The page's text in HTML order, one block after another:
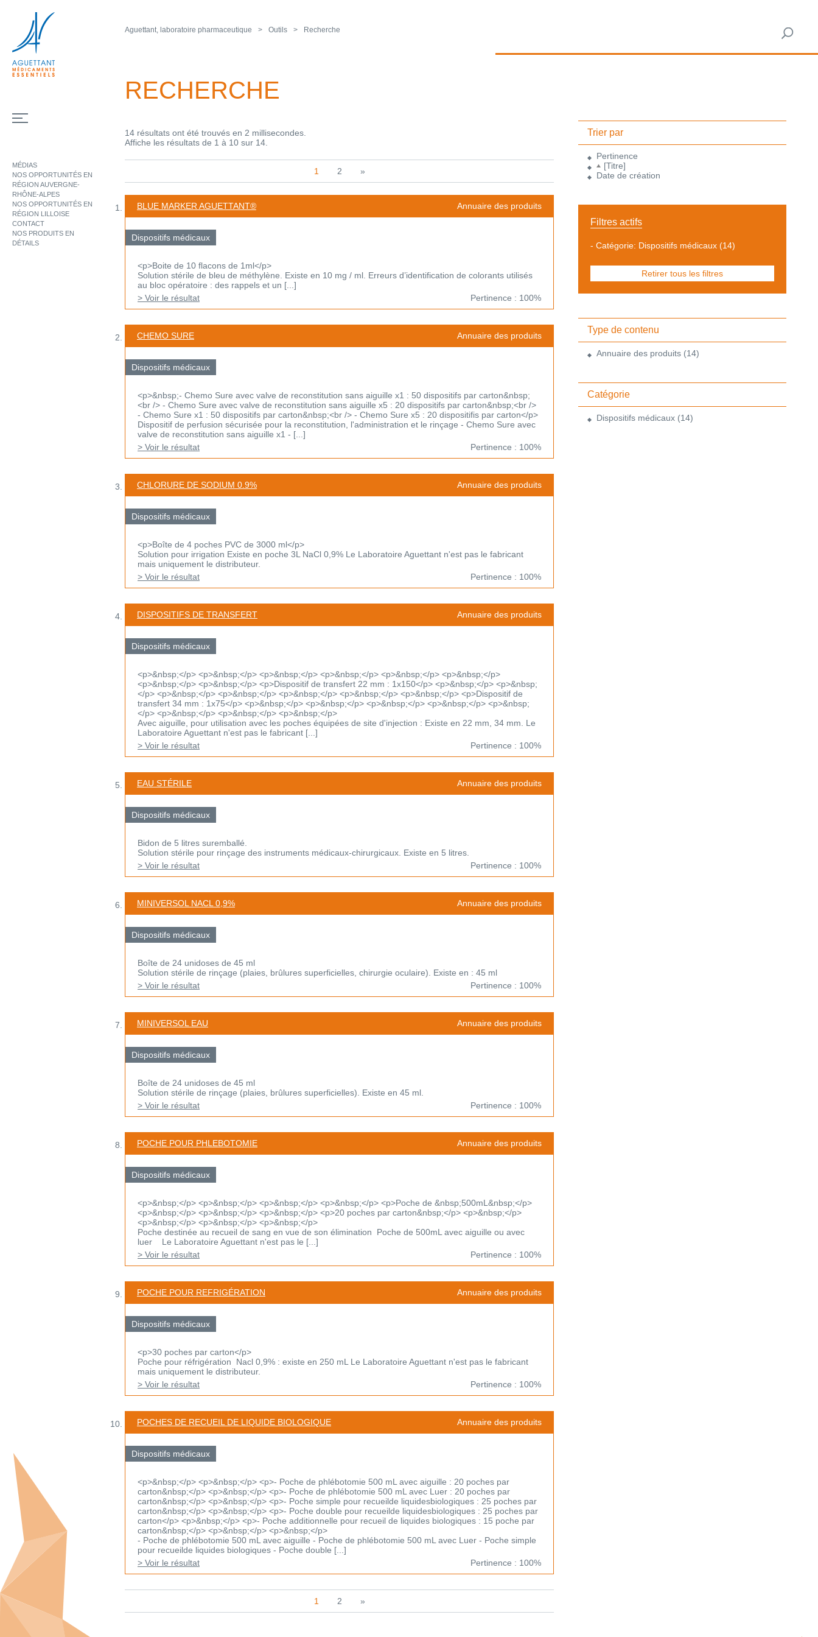
MÉDIAS
NOS OPPORTUNITÉS EN
RÉGION AUVERGNE-
RHÔNE-ALPES
NOS OPPORTUNITÉS EN
RÉGION LILLOISE
CONTACT
NOS PRODUITS EN
DÉTAILS
Aguettant, laboratoire pharmaceutique Outils Recherche
RECHERCHE
14 résultats ont été trouvés en 2 millisecondes.
Affiche les résultats de 1 à 10 sur 14.
1 2 »
BLUE MARKER AGUETTANT® Annuaire des produits
Dispositifs médicaux
<p>Boite de 10 flacons de 1ml</p>
Solution stérile de bleu de méthylène. Existe en 10 mg / ml. Erreurs d’identification de colorants utilisés
au bloc opératoire : des rappels et un [...]
> Voir le résultat
Pertinence : 100%
CHEMO SURE Annuaire des produits
Dispositifs médicaux
<p>&nbsp;- Chemo Sure avec valve de reconstitution sans aiguille x1 : 50 dispositifs par carton&nbsp;
<br /> - Chemo Sure avec valve de reconstitution sans aiguille x5 : 20 dispositifs par carton&nbsp;<br />
- Chemo Sure x1 : 50 dispositifs par carton&nbsp;<br /> - Chemo Sure x5 : 20 dispositifis par carton</p>
Dispositif de perfusion sécurisée pour la reconstitution, l'administration et le rinçage - Chemo Sure avec
valve de reconstitution sans aiguille x1 - [...]
> Voir le résultat
Pertinence : 100%
CHLORURE DE SODIUM 0.9% Annuaire des produits
Dispositifs médicaux
<p>Boîte de 4 poches PVC de 3000 ml</p>
Solution pour irrigation Existe en poche 3L NaCl 0,9% Le Laboratoire Aguettant n'est pas le fabricant
mais uniquement le distributeur.
> Voir le résultat
Pertinence : 100%
DISPOSITIFS DE TRANSFERT Annuaire des produits
Dispositifs médicaux
<p>&nbsp;</p> <p>&nbsp;</p> <p>&nbsp;</p> <p>&nbsp;</p> <p>&nbsp;</p> <p>&nbsp;</p>
<p>&nbsp;</p> <p>&nbsp;</p> <p>Dispositif de transfert 22 mm : 1x150</p> <p>&nbsp;</p> <p>&nbsp;
</p> <p>&nbsp;</p> <p>&nbsp;</p> <p>&nbsp;</p> <p>&nbsp;</p> <p>&nbsp;</p> <p>Dispositif de
transfert 34 mm : 1x75</p> <p>&nbsp;</p> <p>&nbsp;</p> <p>&nbsp;</p> <p>&nbsp;</p> <p>&nbsp;
</p> <p>&nbsp;</p> <p>&nbsp;</p> <p>&nbsp;</p>
Avec aiguille, pour utilisation avec les poches équipées de site d'injection : Existe en 22 mm, 34 mm. Le
Laboratoire Aguettant n'est pas le fabricant [...]
> Voir le résultat
Pertinence : 100%
EAU STÉRILE Annuaire des produits
Dispositifs médicaux
Bidon de 5 litres suremballé.
Solution stérile pour rinçage des instruments médicaux-chirurgicaux. Existe en 5 litres.
> Voir le résultat
Pertinence : 100%
MINIVERSOL NACL 0,9% Annuaire des produits
Dispositifs médicaux
Boîte de 24 unidoses de 45 ml
Solution stérile de rinçage (plaies, brûlures superficielles, chirurgie oculaire). Existe en : 45 ml
> Voir le résultat
Pertinence : 100%
MINIVERSOL EAU Annuaire des produits
Dispositifs médicaux
Boîte de 24 unidoses de 45 ml
Solution stérile de rinçage (plaies, brûlures superficielles). Existe en 45 ml.
> Voir le résultat
Pertinence : 100%
POCHE POUR PHLEBOTOMIE Annuaire des produits
Dispositifs médicaux
<p>&nbsp;</p> <p>&nbsp;</p> <p>&nbsp;</p> <p>&nbsp;</p> <p>Poche de &nbsp;500mL&nbsp;</p>
<p>&nbsp;</p> <p>&nbsp;</p> <p>&nbsp;</p> <p>20 poches par carton&nbsp;</p> <p>&nbsp;</p>
<p>&nbsp;</p> <p>&nbsp;</p> <p>&nbsp;</p>
Poche destinée au recueil de sang en vue de son élimination Poche de 500mL avec aiguille ou avec
luer Le Laboratoire Aguettant n'est pas le [...]
> Voir le résultat
Pertinence : 100%
POCHE POUR REFRIGÉRATION Annuaire des produits
Dispositifs médicaux
<p>30 poches par carton</p>
Poche pour réfrigération Nacl 0,9% : existe en 250 mL Le Laboratoire Aguettant n'est pas le fabricant
mais uniquement le distributeur.
> Voir le résultat
Pertinence : 100%
POCHES DE RECUEIL DE LIQUIDE BIOLOGIQUE Annuaire des produits
Dispositifs médicaux
<p>&nbsp;</p> <p>&nbsp;</p> <p>- Poche de phlébotomie 500 mL avec aiguille : 20 poches par
carton&nbsp;</p> <p>&nbsp;</p> <p>- Poche de phlébotomie 500 mL avec Luer : 20 poches par
carton&nbsp;</p> <p>&nbsp;</p> <p>- Poche simple pour recueilde liquidesbiologiques : 25 poches par
carton&nbsp;</p> <p>&nbsp;</p> <p>- Poche double pour recueilde liquidesbiologiques : 25 poches par
carton</p> <p>&nbsp;</p> <p>- Poche additionnelle pour recueil de liquides biologiques : 15 poche par
carton&nbsp;</p> <p>&nbsp;</p> <p>&nbsp;</p>
- Poche de phlébotomie 500 mL avec aiguille - Poche de phlébotomie 500 mL avec Luer - Poche simple
pour recueilde liquides biologiques - Poche double [...]
> Voir le résultat
Pertinence : 100%
1 2 »
Trier par
Pertinence
[Titre]
Date de création
Filtres actifs
- Catégorie: Dispositifs médicaux (14)
Retirer tous les filtres
Type de contenu
Annuaire des produits (14)
Catégorie
Dispositifs médicaux (14)